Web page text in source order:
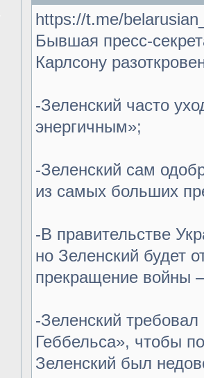
https://t.me/
Бывшая пресс-
Карлсону
-Зеленский часто
энергичным»;
-Зеленский сам
из самых больших
-В правительстве
но Зеленский будет
прекращение войны
-Зеленский требовал
Геббельса», чтобы
Зеленский был